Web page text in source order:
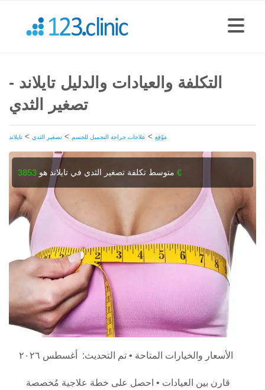
التكلفة والعيادات والدليل تايلاند -
تصغير الثدي
مَوْقِع > علاجات جراحة التجميل للجسم > تصغير الثدي > تايلاند
متوسط تكلفة تصغير الثدي في تايلاند هو 3853 €
قارن بين العيادات • احصل على خطة علاجية مُخصصة